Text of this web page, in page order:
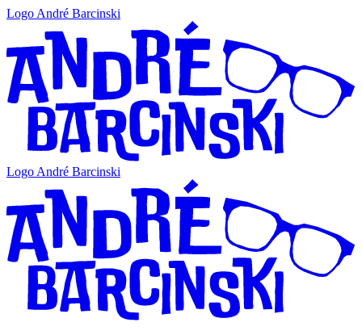
Logo André Barcinski
Logo André Barcinski